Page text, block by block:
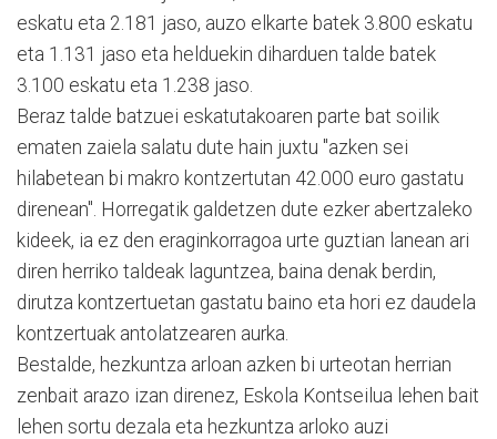
eskatu eta 2.181 jaso, auzo elkarte batek 3.800 eskatu
eta 1.131 jaso eta helduekin diharduen talde batek
3.100 eskatu eta 1.238 jaso.
Beraz talde batzuei eskatutakoaren parte bat soilik
ematen zaiela salatu dute hain juxtu "azken sei
hilabetean bi makro kontzertutan 42.000 euro gastatu
direnean". Horregatik galdetzen dute ezker abertzaleko
kideek, ia ez den eraginkorragoa urte guztian lanean ari
diren herriko taldeak laguntzea, baina denak berdin,
dirutza kontzertuetan gastatu baino eta hori ez daudela
kontzertuak antolatzearen aurka.
Bestalde, hezkuntza arloan azken bi urteotan herrian
zenbait arazo izan direnez, Eskola Kontseilua lehen bait
lehen sortu dezala eta hezkuntza arloko auzi